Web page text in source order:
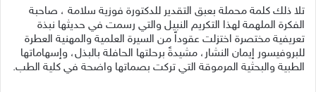
تلا ذلك كلمة محملة بعبق التقدير للدكتورة فوزية سلامة ، صاحبة
الفكرة الملهمة لهذا التكريم النبيل والتي رسمت في حديثها نبذة
تعريفية مختصرة اختزلت عقوداً من السيرة العلمية والمهنية العطرة
للبروفيسور إيمان النشار، مشيدةً برحلتها الحافلة بالبذل، وإسهاماتها
الطبية والبحثية المرموقة التي تركت بصماتها واضحة في كلية الطب.